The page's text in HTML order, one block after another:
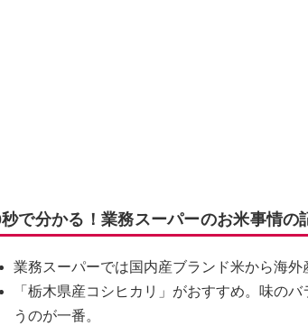
で分かる！業務スーパーのお米事情の
業務スーパーでは国内産ブランド米から海外
「栃木県産コシヒカリ」がおすすめ。味の
うのが一番。